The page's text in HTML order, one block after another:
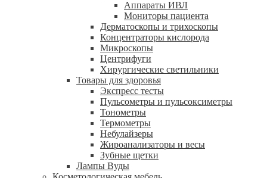
Аппараты ИВЛ
Мониторы пациента
Дерматоскопы и трихоскопы
Концентраторы кислорода
Микроскопы
Центрифуги
Xирургические светильники
Товары для здоровья
Экспресс тесты
Пульсометры и пульсоксиметры
Тонометры
Термометры
Небулайзеры
Жироанализаторы и весы
Зубные щетки
Лампы Вуды